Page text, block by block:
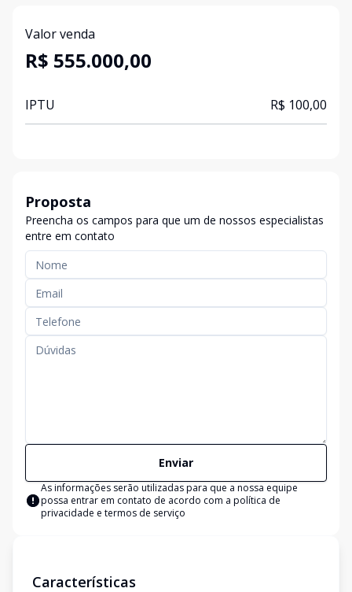
Valor venda
R$ 555.000,00
IPTU R$ 100,00
Proposta
Preencha os campos para que um de nossos especialistas
entre em contato
Enviar
As informações serão utilizadas para que a nossa equipe
possa entrar em contato de acordo com a política de
privacidade e termos de serviço
Características